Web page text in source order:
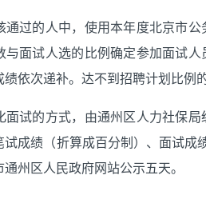
通过的人中，使用本年度北京市
与面试人选的比例确定参加面试
绩依次递补。达不到招聘计划比例
面试的方式，由通州区人力社保局
试成绩（折算成百分制）、面试成
州区人民政府网站公示五天。